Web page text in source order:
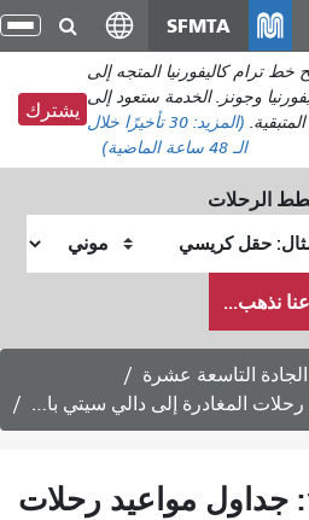
انتقل
إلى
المحتوى
الرئيسي
SFMTA
ترام كاليفورنيا المتجه إلى
وجونز. الخدمة ستعود إلى
(المزيد: 30 تأخيرًا
خلال
الـ 48 ساعة الماضية)
يشترك
الرحلات
النهاية
أرغب
في
السفر
نذهب...
28 شارع 19: جداول مواعيد رحلات